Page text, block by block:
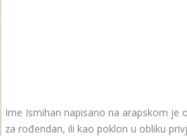
Ime Ismihan napisano na arapskom je
za rođendan, ili kao poklon u obliku